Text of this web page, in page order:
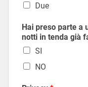
Due
Hai preso parte a
notti in tenda già
SI
NO